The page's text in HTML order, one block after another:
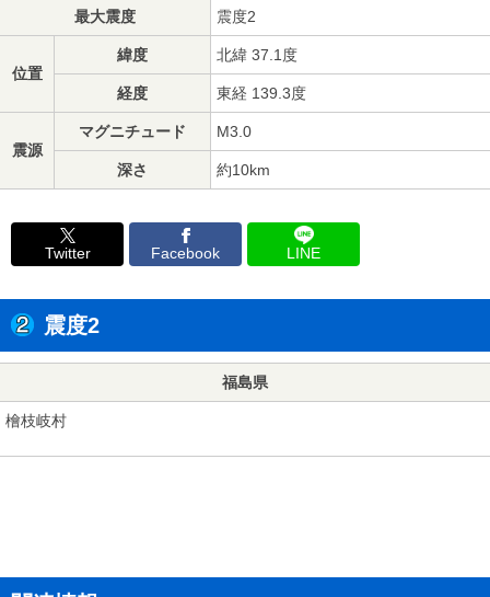
最大震度 震度2
位置
緯度 北緯 37.1度
経度 東経 139.3度
震源
マグニチュード M3.0
深さ 約10km
Twitter Facebook LINE
震度2
福島県
檜枝岐村